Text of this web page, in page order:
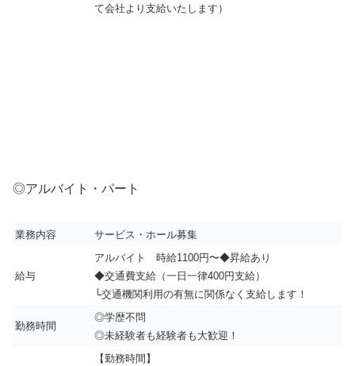
て会社より支給いたします）
◎アルバイト・パート
業務内容 サービス・ホール募集
給与
アルバイト 時給1100円〜◆昇給あり
◆交通費支給（一日一律400円支給）
└交通機関利用の有無に関係なく支給します！
勤務時間
◎学歴不問
◎未経験者も経験者も大歓迎！
【勤務時間】